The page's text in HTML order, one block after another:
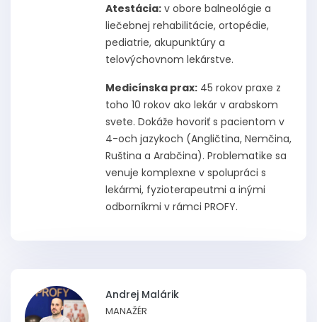
Atestácia: v obore balneológie a
liečebnej rehabilitácie, ortopédie,
pediatrie, akupunktúry a
telovýchovnom lekárstve.
Medicínska prax: 45 rokov praxe z
toho 10 rokov ako lekár v arabskom
svete. Dokáže hovoriť s pacientom v
4-och jazykoch (Angličtina, Nemčina,
Ruština a Arabčina). Problematike sa
venuje komplexne v spolupráci s
lekármi, fyzioterapeutmi a inými
odborníkmi v rámci PROFY.
Andrej Malárik
MANAŽÉR